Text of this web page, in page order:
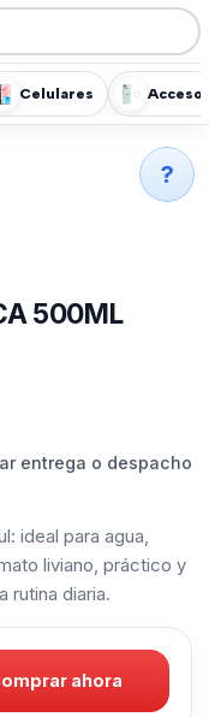
Celulares
500ML
entrega o despacho
ideal para agua,
liviano, práctico y
rutina diaria.
ahora
?